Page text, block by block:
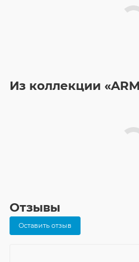
Из коллекции
Отзывы
Оставить отзыв